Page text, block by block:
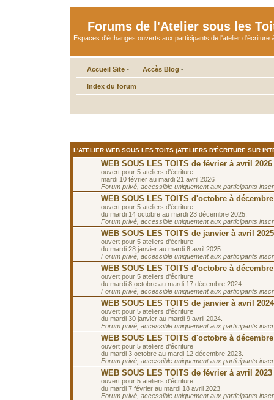
Forums de l'Atelier sous les
Espaces d'échanges ouverts aux participants de l'atelier d'écriture
Accueil Site • Accès Blog •
Index du forum
L'ATELIER WEB SOUS LES TOITS (ATELIERS D'ÉCRITURE SUR
WEB SOUS LES TOITS de février à avril 2026
ouvert pour 5 ateliers d'écriture
mardi 10 février au mardi 21 avril 2026
Forum privé, accessible uniquement aux participants
WEB SOUS LES TOITS d'octobre à décembre
ouvert pour 5 ateliers d'écriture
du mardi 14 octobre au mardi 23 décembre 2025.
Forum privé, accessible uniquement aux participants
WEB SOUS LES TOITS de janvier à avril 2025
ouvert pour 5 ateliers d'écriture
du mardi 28 janvier au mardi 8 avril 2025.
Forum privé, accessible uniquement aux participants
WEB SOUS LES TOITS d'octobre à décembre
ouvert pour 5 ateliers d'écriture
du mardi 8 octobre au mardi 17 décembre 2024.
Forum privé, accessible uniquement aux participants
WEB SOUS LES TOITS de janvier à avril 2024
ouvert pour 5 ateliers d'écriture
du mardi 30 janvier au mardi 9 avril 2024.
Forum privé, accessible uniquement aux participants
WEB SOUS LES TOITS d'octobre à décembre
ouvert pour 5 ateliers d'écriture
du mardi 3 octobre au mardi 12 décembre 2023.
Forum privé, accessible uniquement aux participants
WEB SOUS LES TOITS de février à avril 2023
ouvert pour 5 ateliers d'écriture
du mardi 7 février au mardi 18 avril 2023.
Forum privé, accessible uniquement aux participants